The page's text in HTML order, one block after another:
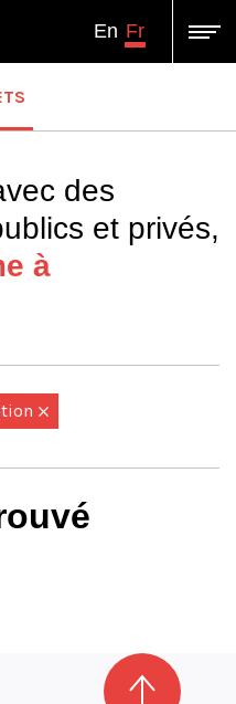
En Fr
des
et privés,
à
d'ouvrage-Conseil
Direction artistique